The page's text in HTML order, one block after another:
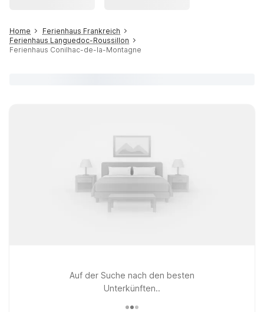
Home
Ferienhaus Frankreich
Ferienhaus Languedoc-Roussillon
Ferienhaus Conilhac-de-la-Montagne
Auf der Suche nach den besten
Unterkünften..